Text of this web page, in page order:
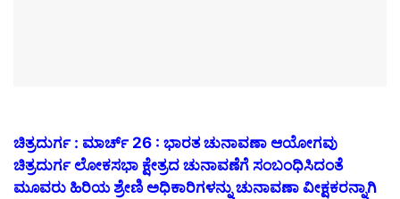
ಚಿತ್ರದುರ್ಗ : ಮಾರ್ಚ್ 26 : ಭಾರತ ಚುನಾವಣಾ ಆಯೋಗವು
ಚಿತ್ರದುರ್ಗ ಲೋಕಸಭಾ ಕ್ಷೇತ್ರದ ಚುನಾವಣೆಗೆ ಸಂಬಂಧಿಸಿದಂತೆ
ಮೂವರು ಹಿರಿಯ ಶ್ರೇಣಿ ಅಧಿಕಾರಿಗಳನ್ನು ಚುನಾವಣಾ ವೀಕ್ಷಕರನ್ನಾಗಿ